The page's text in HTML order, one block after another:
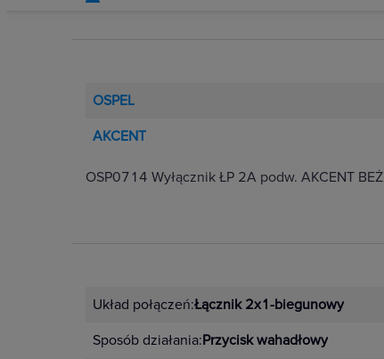
OSPEL
AKCENT
OSP0714 Wyłącznik ŁP 2A podw. AKCENT BEŻ
Układ połączeń:Łącznik 2x1-biegunowy
Sposób działania:Przycisk wahadłowy